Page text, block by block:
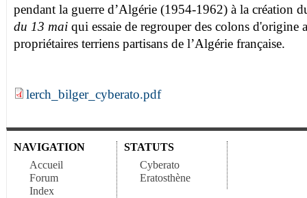
pendant la guerre d’Algérie (1954-1962) à la création
du 13 mai qui essaie de regrouper des colons d'origine
propriétaires terriens partisans de l’Algérie française.
lerch_bilger_cyberato.pdf
NAVIGATION
Accueil
Forum
Index
STATUTS
Cyberato
Eratosthène